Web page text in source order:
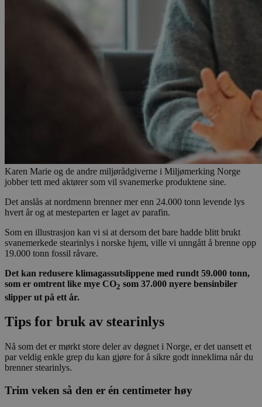
Karen Marie og de andre miljørådgiverne i Miljømerking Norge
jobber tett med aktører som vil svanemerke produktene sine.
Det anslås at nordmenn brenner mer enn 24.000 tonn levende lys
hvert år og at mesteparten er laget av parafin.
Som en illustrasjon kan vi si at dersom det bare hadde blitt brukt
svanemerkede stearinlys i norske hjem, ville vi unngått å brenne opp
19.000 tonn fossil råvare.
Det kan redusere klimagassutslippene med rundt 59.000 tonn,
som er omtrent like mye CO2 som 37.000 nyere bensinbiler
slipper ut på ett år.
Tips for bruk av stearinlys
Nå som det er mørkt store deler av døgnet i Norge, er det uansett et
par veldig enkle grep du kan gjøre for å sikre godt inneklima når du
brenner stearinlys.
Trim veken så den er én centimeter høy